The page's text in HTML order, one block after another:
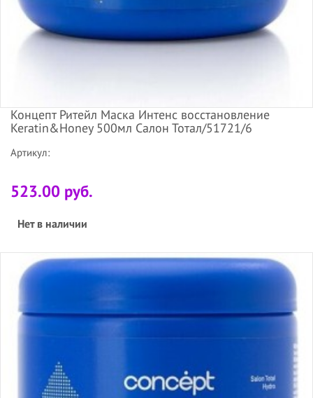
Концепт Ритейл Маска Интенс восстановление
Keratin&Honey 500мл Салон Тотал/51721/6
Артикул:
523.00 руб.
Нет в наличии